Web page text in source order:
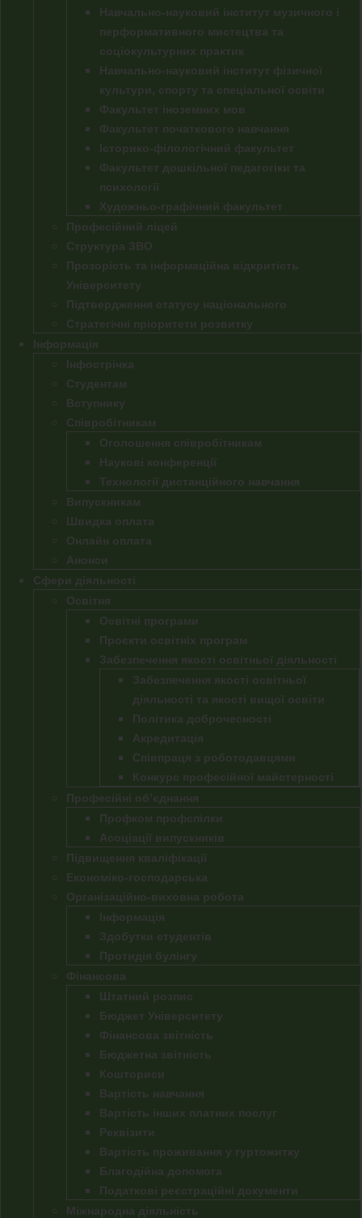
Навчально-науковий інститут музичного і
перформативного мистецтва та
соціокультурних практик
Навчально-науковий інститут фізичної
культури, спорту та спеціальної освіти
Факультет іноземних мов
Факультет початкового навчання
Історико-філологічний факультет
Факультет дошкільної педагогіки та
психології
Художньо-графічний факультет
Професійний ліцей
Структура ЗВО
Прозорість та інформаційна відкритість
Університету
Підтвердження статусу національного
Стратегічні пріоритети розвитку
Інформація
Інфострічка
Студентам
Вступнику
Співробітникам
Оголошення співробітникам
Наукові конференції
Технології дистанційного навчання
Випускникам
Швидка оплата
Онлайн оплата
Анонси
Сфери діяльності
Освітня
Освітні програми
Проєкти освітніх програм
Забезпечення якості освітньої діяльності
Забезпечення якості освітньої
діяльності та якості вищої освіти
Політика доброчесності
Акредитація
Співпраця з роботодавцями
Конкурс професійної майстерності
Професійні об’єднання
Профком профспілки
Асоціації випускників
Підвищення кваліфікації
Економіко-господарська
Організаційно-виховна робота
Інформація
Здобутки студентів
Протидія булінгу
Фінансова
Штатний розпис
Бюджет Університету
Фінансова звітність
Бюджетна звітність
Кошториси
Вартість навчання
Вартість інших платних послуг
Реквізити
Вартість проживання у гуртожитку
Благодійна допомога
Податкові реєстраційні документи
Міжнародна діяльність